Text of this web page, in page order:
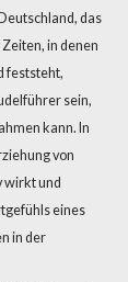
das
in denen
feststeht,
sein,
kann. In
von
wirkt und
eines
in der